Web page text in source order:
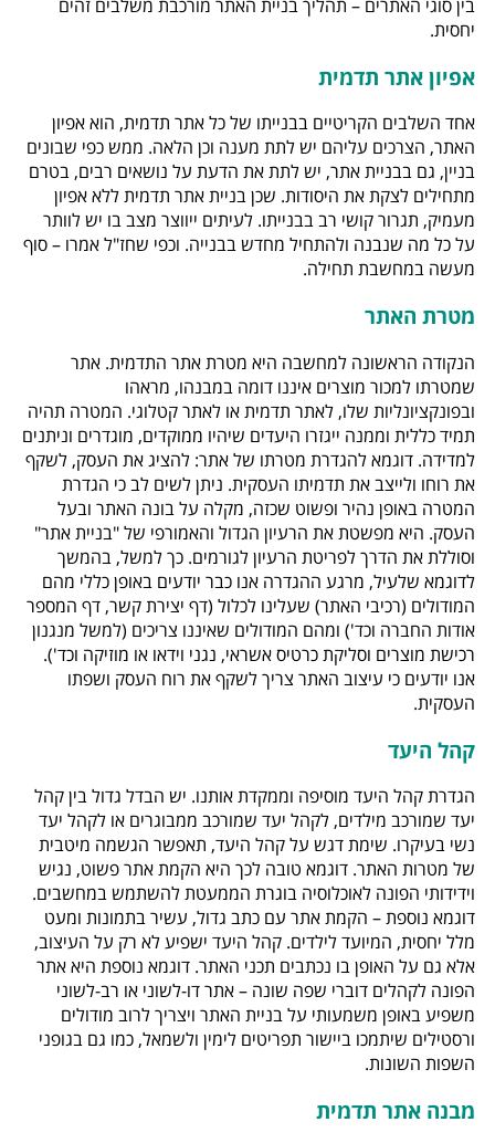
בין סוגי האתרים – תהליך בניית האתר מורכבת משלבים זהים
יחסית.
אפיון אתר תדמית
אחד השלבים הקריטיים בבנייתו של כל אתר תדמית, הוא אפיון
האתר, הצרכים עליהם יש לתת מענה וכן הלאה. ממש כפי שבונים
בניין, גם בבניית אתר, יש לתת את הדעת על נושאים רבים, בטרם
מתחילים לצקת את היסודות. שכן בניית אתר תדמית ללא אפיון
מעמיק, תגרור קושי רב בבנייתו. לעיתים ייווצר מצב בו יש לוותר
על כל מה שנבנה ולהתחיל מחדש בבנייה. וכפי שחז"ל אמרו – סוף
מעשה במחשבת תחילה.
מטרת האתר
הנקודה הראשונה למחשבה היא מטרת אתר התדמית. אתר
שמטרתו למכור מוצרים איננו דומה במבנהו, מראהו
ובפונקציונליות שלו, לאתר תדמית או לאתר קטלוגי. המטרה תהיה
תמיד כללית וממנה ייגזרו היעדים שיהיו ממוקדים, מוגדרים וניתנים
למדידה. דוגמא להגדרת מטרתו של אתר: להציג את העסק, לשקף
את רוחו ולייצב את תדמיתו העסקית. ניתן לשים לב כי הגדרת
המטרה באופן נהיר ופשוט שכזה, מקלה על בונה האתר ובעל
העסק. היא מפשטת את הרעיון הגדול והאמורפי של "בניית אתר"
וסוללת את הדרך לפריטת הרעיון לגורמים. כך למשל, בהמשך
לדוגמא שלעיל, מרגע ההגדרה אנו כבר יודעים באופן כללי מהם
המודולים (רכיבי האתר) שעלינו לכלול (דף יצירת קשר, דף המספר
אודות החברה וכד') ומהם המודולים שאיננו צריכים (למשל מנגנון
רכישת מוצרים וסליקת כרטיס אשראי, נגני וידאו או מוזיקה וכד').
אנו יודעים כי עיצוב האתר צריך לשקף את רוח העסק ושפתו
העסקית.
קהל היעד
הגדרת קהל היעד מוסיפה וממקדת אותנו. יש הבדל גדול בין קהל
יעד שמורכב מילדים, לקהל יעד שמורכב ממבוגרים או לקהל יעד
נשי בעיקרו. שימת דגש על קהל היעד, תאפשר הגשמה מיטבית
של מטרות האתר. דוגמא טובה לכך היא הקמת אתר פשוט, נגיש
וידידותי הפונה לאוכלוסיה בוגרת הממעטת להשתמש במחשבים.
דוגמא נוספת – הקמת אתר עם כתב גדול, עשיר בתמונות ומעט
מלל יחסית, המיועד לילדים. קהל היעד ישפיע לא רק על העיצוב,
אלא גם על האופן בו נכתבים תכני האתר. דוגמא נוספת היא אתר
הפונה לקהלים דוברי שפה שונה – אתר דו-לשוני או רב-לשוני
משפיע באופן משמעותי על בניית האתר ויצריך לרוב מודולים
ורסטילים שיתמכו ביישור תפריטים לימין ולשמאל, כמו גם בגופני
השפות השונות.
מבנה אתר תדמית